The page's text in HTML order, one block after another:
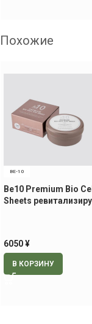
Похожие
BE-10
Be10 Premium Bio
Sheets
6050¥
В КОРЗИНУ